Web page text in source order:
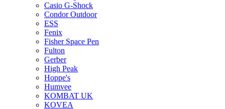
Casio G-Shock
Condor Outdoor
ESS
Fenix
Fisher Space Pen
Fulton
Gerber
High Peak
Hoppe's
Humvee
KOMBAT UK
KOVEA